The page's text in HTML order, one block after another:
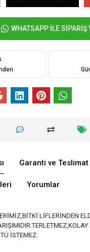
WHATSAPP İLE SİPARİŞ
Garanti ve Teslimat
Yorumlar
LİFLERİNDEN
İSTEMEZ.